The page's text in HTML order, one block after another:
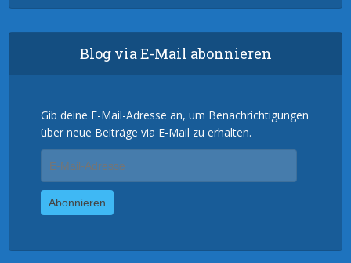
Blog via E-Mail abonnieren
Gib deine E-Mail-Adresse an, um Benachrichtigungen
über neue Beiträge via E-Mail zu erhalten.
Mail-
Adresse
Abonnieren